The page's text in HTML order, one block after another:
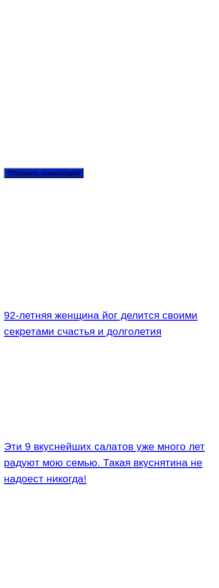
92-летняя женщина йог делится своими
секретами счастья и долголетия
Эти 9 вкуснейших салатов уже много лет
радуют мою семью. Такая вкуснятина не
надоест никогда!